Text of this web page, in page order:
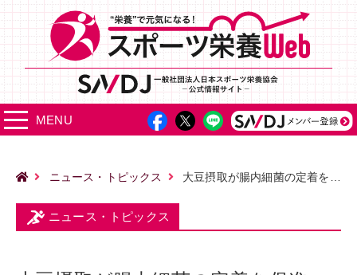
MENU
ニュース・トピックス 大豆摂取が腸内細菌の定着を促進 腸の免疫力を高める新たなメカニズムとは？ 慶應義塾大学
ニュース・トピックス